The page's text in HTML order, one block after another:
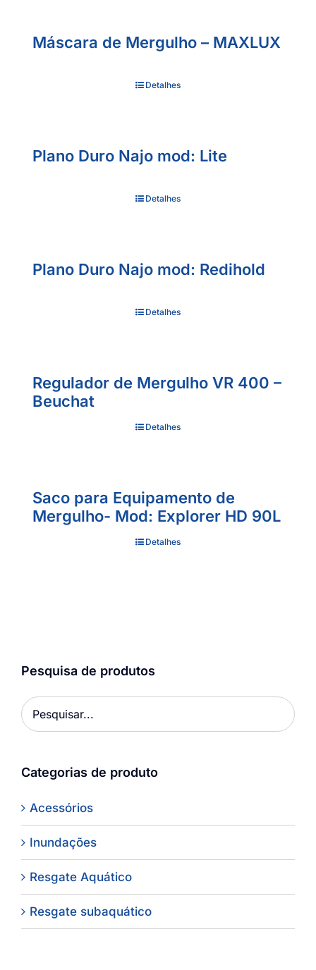
Máscara de Mergulho – MAXLUX
Detalhes
Plano Duro Najo mod: Lite
Detalhes
Plano Duro Najo mod: Redihold
Detalhes
Regulador de Mergulho VR 400 –
Beuchat
Detalhes
Saco para Equipamento de
Mergulho- Mod: Explorer HD 90L
Detalhes
Pesquisa de produtos
Categorias de produto
Acessórios
Inundações
Resgate Aquático
Resgate subaquático